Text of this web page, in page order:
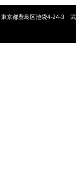
京都豊島区池袋4-24-3